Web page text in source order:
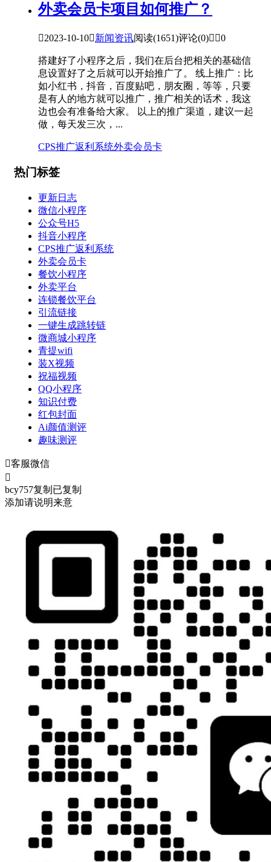
外卖会员卡项目如何推广？
2023-10-10新闻资讯阅读(1651)评论(0) 0
搭建好了小程序之后，我们在后台把相关的基础信
息设置好了之后就可以开始推广了。 线上推广：比
如小红书，抖音，百度贴吧，朋友圈，等等，只要
是有人的地方就可以推广，推广相关的话术，我这
边也会有准备给大家。 以上的推广渠道，建议一起
做，每天发三次，...
CPS推广返利系统外卖会员卡
热门标签
更新日志
微信小程序
公众号H5
抖音小程序
CPS推广返利系统
外卖会员卡
餐饮小程序
外卖平台
连锁餐饮平台
引流链接
一键生成跳转链
微商城小程序
青提wifi
装X视频
祝福视频
QQ小程序
知识付费
红包封面
Ai颜值测评
趣味测评
客服微信

bcy757复制 已复制
添加请说明来意